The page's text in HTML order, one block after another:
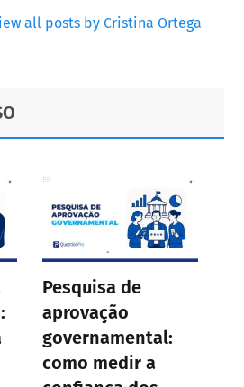
all posts by Cristina Ortega
Pesquisa de
aprovação
governamental:
como medir a